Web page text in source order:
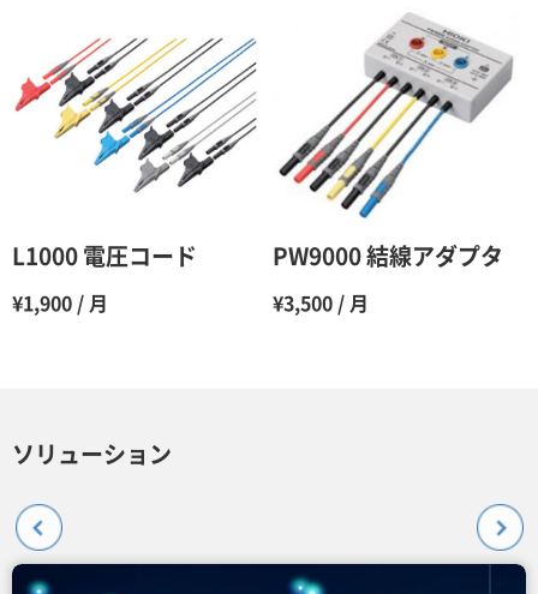
45％（割引率55％）
L1000 電圧コード
¥1,900 / 月
PW9000 結線アダプタ
¥3,500 / 月
ソリューション